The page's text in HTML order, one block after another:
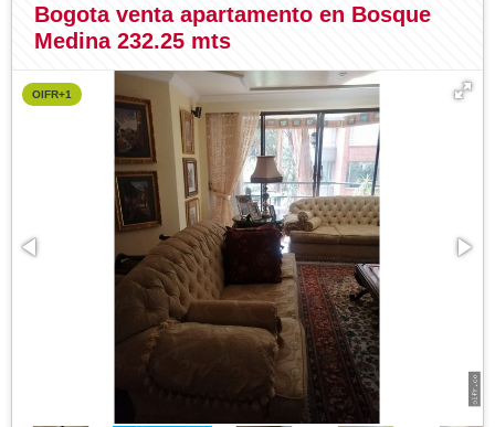
Bogota venta apartamento en Bosque
Medina 232.25 mts
OIFR+1